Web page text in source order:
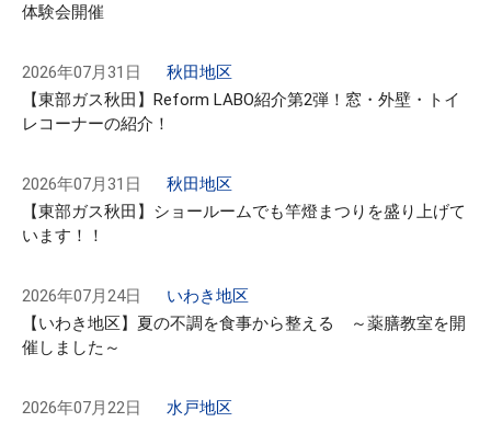
体験会開催
2026年07月31日
秋田地区
【東部ガス秋田】Reform LABO紹介第2弾！窓・外壁・トイ
レコーナーの紹介！
2026年07月31日
秋田地区
【東部ガス秋田】ショールームでも竿燈まつりを盛り上げて
います！！
2026年07月24日
いわき地区
【いわき地区】夏の不調を食事から整える ～薬膳教室を開
催しました～
2026年07月22日 水戸地区